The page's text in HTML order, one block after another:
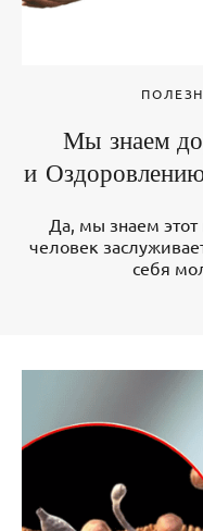
Мы знаем
и
Да, мы знаем
человек
себя